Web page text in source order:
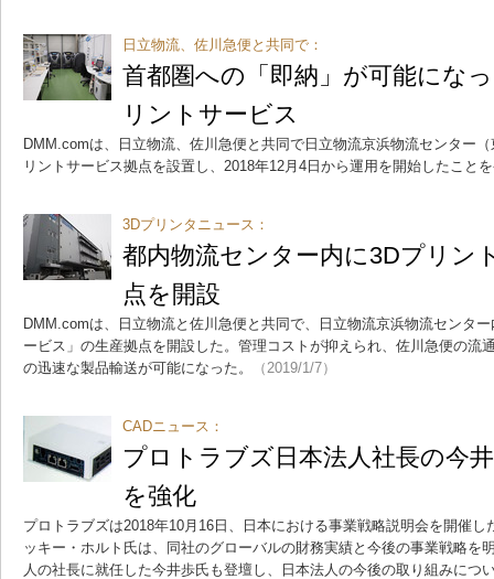
日立物流、佐川急便と共同で：
首都圏への「即納」が可能にな
リントサービス
DMM.comは、日立物流、佐川急便と共同で日立物流京浜物流センター
リントサービス拠点を設置し、2018年12月4日から運用を開始したこと
3Dプリンタニュース：
都内物流センター内に3Dプリン
点を開設
DMM.comは、日立物流と佐川急便と共同で、日立物流京浜物流センタ
ービス」の生産拠点を開設した。管理コストが抑えられ、佐川急便の流
の迅速な製品輸送が可能になった。
（2019/1/7）
CADニュース：
プロトラブズ日本法人社長の今
を強化
プロトラブズは2018年10月16日、日本における事業戦略説明会を開催
ッキー・ホルト氏は、同社のグローバルの財務実績と今後の事業戦略を
人の社長に就任した今井歩氏も登壇し、日本法人の今後の取り組みにつ